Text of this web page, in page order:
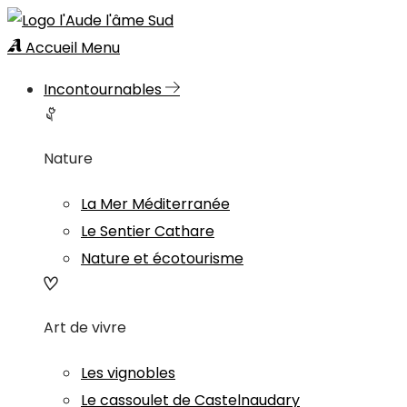
Accueil Menu
Incontournables
Nature
La Mer Méditerranée
Le Sentier Cathare
Nature et écotourisme
Art de vivre
Les vignobles
Le cassoulet de Castelnaudary